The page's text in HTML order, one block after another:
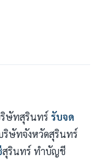
ษัทสุรินทร์ รับจด
ริษัทจังหวัดสุรินทร์
สุรินทร์ ทำบัญชี